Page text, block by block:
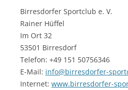
Birresdorfer Sportclub e. V.
Rainer Hüffel
Im Ort 32
53501 Birresdorf
Telefon: +49 151 50756346
E-Mail: info@birresdorfer-
Internet: www.birresdorfer-